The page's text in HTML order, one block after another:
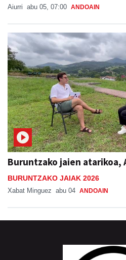
Aiurri abu 05, 07:00 ANDOAIN
Buruntzako jaien atarikoa,
BURUNTZAKO JAIAK 2026
Xabat Minguez abu 04 ANDOAIN